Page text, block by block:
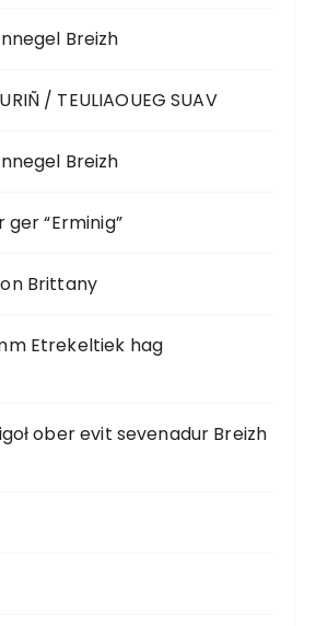
Breizh
/ TEULIAOUEG SUAV
Breizh
“Erminig”
Brittany
Etrekeltiek hag
ober evit sevenadur Breizh